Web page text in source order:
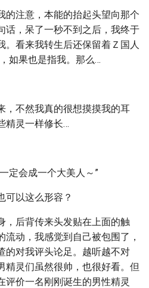
的注意，本能的抬起头望向那个
话，呆了一秒不到之后，我终于
。看来我转生后还保留着Ｚ国人
如果也是指我。那么…
，不然我真的很想摸摸我的耳
精灵一样修长…
定会成一个大美人～”
可以这么形容？
，后背传来头发贴在上面的触
动，我感觉到自己被包围了，
的对我评头论足。越听越不对
精灵们虽然很帅，也很好看。但
评价一名刚刚诞生的男性精灵